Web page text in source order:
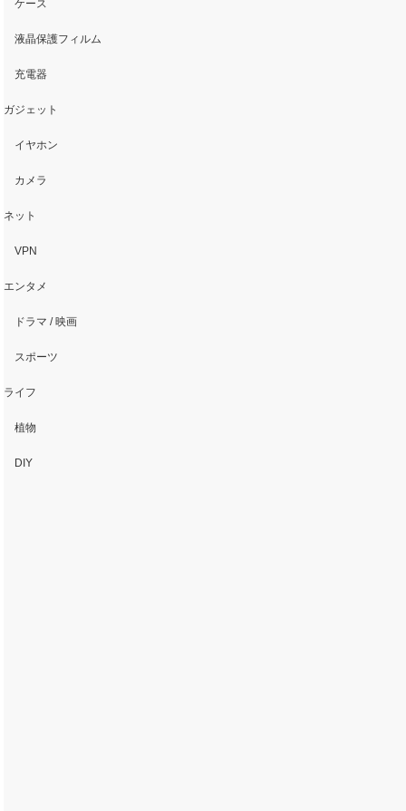
ケース
液晶保護フィルム
充電器
ガジェット
イヤホン
カメラ
ネット
VPN
エンタメ
ドラマ / 映画
スポーツ
ライフ
植物
DIY